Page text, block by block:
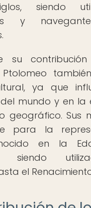
siendo
y
su
ya que
mundo y en la
geográfico. Sus
para la
en la
siendo
el